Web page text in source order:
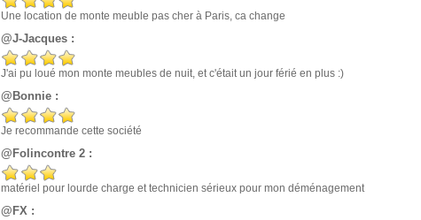
Une location de monte meuble pas cher à Paris, ca change
@J-Jacques :
J'ai pu loué mon monte meubles de nuit, et c'était un jour férié en plus :)
@Bonnie :
Je recommande cette société
@Folincontre 2 :
matériel pour lourde charge et technicien sérieux pour mon déménagement
@FX :